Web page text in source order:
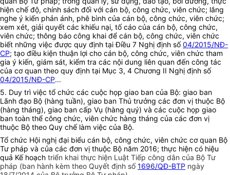
hiện chế độ, chính sách đối với cán bộ, công chức, viên chức; lắng
nghe ý kiến phản ánh, phê bình của cán bộ, công chức, viên chức;
xem xét, giải quyết các khiếu nại, tố cáo của cán bộ, công chức,
viên chức; thông báo công khai để cán bộ, công chức, viên chức
biết những việc được quy định tại Điều 7 Nghị định số04/2015/NĐ-
CP; tạo điều kiện thuận lợi cho cán bộ, công chức, viên chức tham
gia ý kiến, giám sát, kiểm tra các nội dung liên quan đến công tác
của cơ quan theo quy định tại Mục 3, 4 Chương II Nghị định số
04/2015/NĐ-CP...
5. Duy trì việc tổ chức các cuộc họp giao ban của Bộ: giao ban
Lãnh đạo Bộ (hàng tuần), giao ban Thủ trưởng các đơn vị thuộc Bộ
(hàng tháng), giao ban cấp Vụ (hàng quý) và các cuộc họp giao
ban toàn thể công chức, viên chức hàng tháng của các đơn vị
thuộc Bộ theo Quy chế làm việc của Bộ.
Tổ chức Hội nghị đại biểu cán bộ, công chức, viên chức cơ quan Bộ
Tư pháp và của các đơn vị thuộc Bộ năm 2016; thực hiện có hiệu
quả Kế hoạch triển khai thực hiện Luật Tiếp công dân của Bộ Tư
pháp (ban hành kèm theo Quyết định số1696/QĐ-BTP ngày